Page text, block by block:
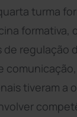
turma
formativa,
de regulação
tiveram